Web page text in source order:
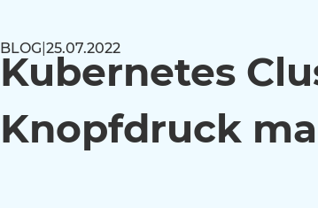
BLOG |25.07.2022
Kubernetes
Knopfdruck